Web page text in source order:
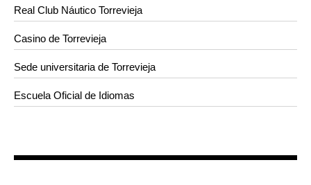
Real Club Náutico Torrevieja
Casino de Torrevieja
Sede universitaria de Torrevieja
Escuela Oficial de Idiomas